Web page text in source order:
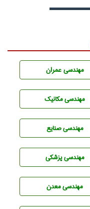
مهندسی عمران
مهندسی مکانیک
مهندسی صنايع
مهندسی پزشکی
مهندسی معدن